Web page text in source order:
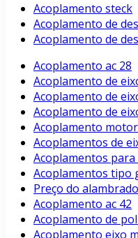
Acoplamento steck
Acoplamento de
Acoplamento de
Acoplamento ac 28
Acoplamento de
Acoplamento de
Acoplamento de
Acoplamento
Acoplamentos de
Acoplamentos
Acoplamentos tipo
Preço do
Acoplamento ac 42
Acoplamento de
Acoplamento eixo